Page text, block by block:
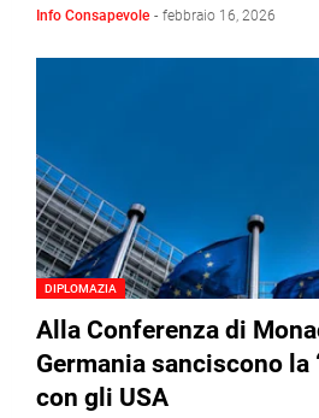
Info Consapevole - febbraio 16, 2026
DIPLOMAZIA
Alla Conferenza di
Germania sanciscono la
con gli USA